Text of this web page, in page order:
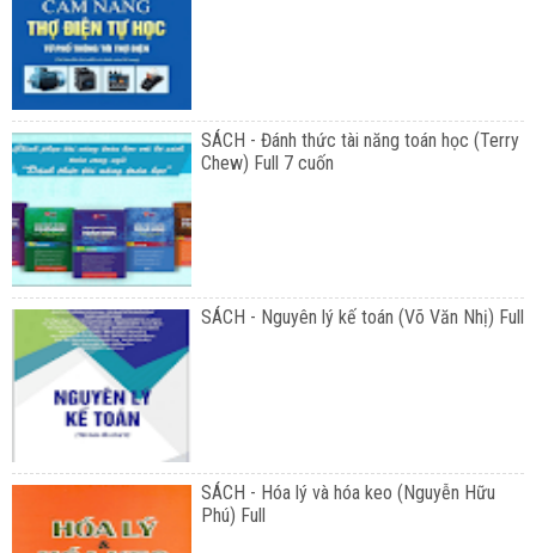
SÁCH - Đánh thức tài năng toán học (Terry
Chew) Full 7 cuốn
SÁCH - Nguyên lý kế toán (Võ Văn Nhị) Full
SÁCH - Hóa lý và hóa keo (Nguyễn Hữu
Phú) Full